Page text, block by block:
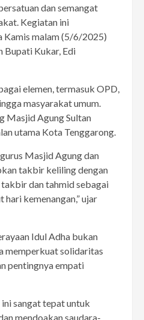
dan semangat
Kegiatan ini
Kamis malam (5/6/2025)
Bupati Kukar, Edi
elemen, termasuk OPD,
masyarakat umum.
Masjid Agung Sultan
utama Kota Tenggarong.
Masjid Agung dan
takbir keliling dengan
dan tahmid sebagai
kemenangan,” ujar
Idul Adha bukan
memperkuat solidaritas
pentingnya empati
sangat tepat untuk
mendoakan saudara-